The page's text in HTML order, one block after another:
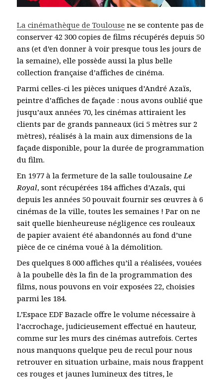
La cinémathèque de Toulouse ne se contente pas de
conserver 42 300 copies de films récupérés depuis 50
ans (et d’en donner à voir presque tous les jours de
la semaine), elle possède aussi la plus belle
collection française d’affiches de cinéma.
Parmi celles-ci les pièces uniques d’André Azaïs,
peintre d’affiches de façade : nous avons oublié que
jusqu’aux années 70, les cinémas attiraient les
clients par de grands panneaux (ici 5 mètres sur 2
mètres), réalisés à la main aux dimensions de la
façade disponible, pour la durée de programmation
du film.
En 1977 à la fermeture de la salle toulousaine Le
Royal, sont récupérées 184 affiches d’Azaîs, qui
depuis les années 50 pouvait fournir ses œuvres à 6
cinémas de la ville, toutes les semaines ! Par on ne
sait quelle bienheureuse négligence ces rouleaux
de papier avaient été abandonnés au fond d’une
pièce de ce cinéma voué à la démolition.
Des quelques 8 000 affiches qu’il a réalisées, vouées
à la poubelle dès la fin de la programmation des
films, nous pouvons en voir exposées 22, choisies
parmi les 184.
L’Espace EDF Bazacle offre le volume nécessaire à
l’accrochage, judicieusement effectué en hauteur,
comme sur les murs des cinémas autrefois. Certes
nous manquons quelque peu de recul pour nous
retrouver en situation urbaine, mais nous frappent
ces rouges et jaunes lumineux des titres, le